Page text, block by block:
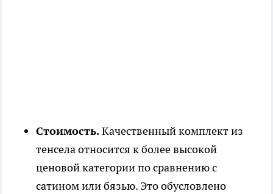
Стоимость.Качественный комплект из
тенсела относится к более высокой
ценовой категории по сравнению с
сатином или бязью. Это обусловлено